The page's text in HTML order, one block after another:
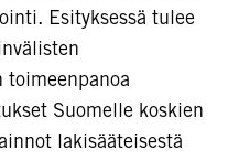
Esityksessä tulee
toimeenpanoa
Suomelle koskien
lakisääteisestä